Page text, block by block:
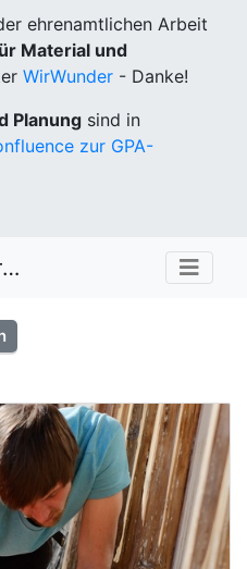
ehrenamtlichen Arbeit
Material und
WirWunder - Danke!
Planung sind in
zur GPA-